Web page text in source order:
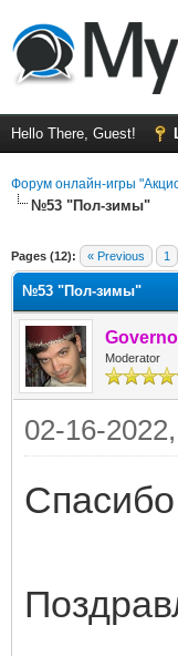
Hello There, Guest!
Форум онлайн-игры
№53 "Пол-зимы"
Pages (12): « Previous 1
№53 "Пол-зимы"
Moderator
02-16-